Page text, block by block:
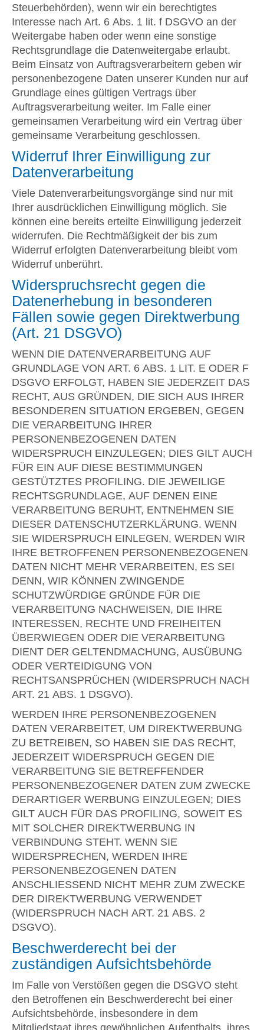
Steuerbehörden), wenn wir ein berechtigtes
Interesse nach Art. 6 Abs. 1 lit. f DSGVO an der
Weitergabe haben oder wenn eine sonstige
Rechtsgrundlage die Datenweitergabe erlaubt.
Beim Einsatz von Auftragsverarbeitern geben wir
personenbezogene Daten unserer Kunden nur auf
Grundlage eines gültigen Vertrags über
Auftragsverarbeitung weiter. Im Falle einer
gemeinsamen Verarbeitung wird ein Vertrag über
gemeinsame Verarbeitung geschlossen.
Widerruf Ihrer Einwilligung zur
Datenverarbeitung
Viele Datenverarbeitungsvorgänge sind nur mit
Ihrer ausdrücklichen Einwilligung möglich. Sie
können eine bereits erteilte Einwilligung jederzeit
widerrufen. Die Rechtmäßigkeit der bis zum
Widerruf erfolgten Datenverarbeitung bleibt vom
Widerruf unberührt.
Widerspruchsrecht gegen die
Datenerhebung in besonderen
Fällen sowie gegen Direktwerbung
(Art. 21 DSGVO)
WENN DIE DATENVERARBEITUNG AUF
GRUNDLAGE VON ART. 6 ABS. 1 LIT. E ODER F
DSGVO ERFOLGT, HABEN SIE JEDERZEIT DAS
RECHT, AUS GRÜNDEN, DIE SICH AUS IHRER
BESONDEREN SITUATION ERGEBEN, GEGEN
DIE VERARBEITUNG IHRER
PERSONENBEZOGENEN DATEN
WIDERSPRUCH EINZULEGEN; DIES GILT AUCH
FÜR EIN AUF DIESE BESTIMMUNGEN
GESTÜTZTES PROFILING. DIE JEWEILIGE
RECHTSGRUNDLAGE, AUF DENEN EINE
VERARBEITUNG BERUHT, ENTNEHMEN SIE
DIESER DATENSCHUTZERKLÄRUNG. WENN
SIE WIDERSPRUCH EINLEGEN, WERDEN WIR
IHRE BETROFFENEN PERSONENBEZOGENEN
DATEN NICHT MEHR VERARBEITEN, ES SEI
DENN, WIR KÖNNEN ZWINGENDE
SCHUTZWÜRDIGE GRÜNDE FÜR DIE
VERARBEITUNG NACHWEISEN, DIE IHRE
INTERESSEN, RECHTE UND FREIHEITEN
ÜBERWIEGEN ODER DIE VERARBEITUNG
DIENT DER GELTENDMACHUNG, AUSÜBUNG
ODER VERTEIDIGUNG VON
RECHTSANSPRÜCHEN (WIDERSPRUCH NACH
ART. 21 ABS. 1 DSGVO).
WERDEN IHRE PERSONENBEZOGENEN
DATEN VERARBEITET, UM DIREKTWERBUNG
ZU BETREIBEN, SO HABEN SIE DAS RECHT,
JEDERZEIT WIDERSPRUCH GEGEN DIE
VERARBEITUNG SIE BETREFFENDER
PERSONENBEZOGENER DATEN ZUM ZWECKE
DERARTIGER WERBUNG EINZULEGEN; DIES
GILT AUCH FÜR DAS PROFILING, SOWEIT ES
MIT SOLCHER DIREKTWERBUNG IN
VERBINDUNG STEHT. WENN SIE
WIDERSPRECHEN, WERDEN IHRE
PERSONENBEZOGENEN DATEN
ANSCHLIESSEND NICHT MEHR ZUM ZWECKE
DER DIREKTWERBUNG VERWENDET
(WIDERSPRUCH NACH ART. 21 ABS. 2
DSGVO).
Beschwerde­recht bei der
zuständigen Aufsichts­behörde
Im Falle von Verstößen gegen die DSGVO steht
den Betroffenen ein Beschwerderecht bei einer
Aufsichtsbehörde, insbesondere in dem
Mitgliedstaat ihres gewöhnlichen Aufenthalts, ihres